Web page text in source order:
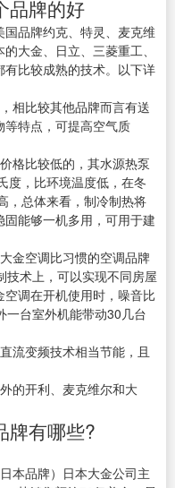
品牌的好
品牌约克、特灵、麦克维
大金、日立、三菱重工、
比较成熟的技术。以下详
相比较其他品牌而言有送
特点，可提高空气质
格比较低的，其水源热泵
度，比环境温度低，在冬
，总体来看，制冷制热将
能够一机多用，可用于建
金空调比习惯的空调品牌
技术上，可以实现不同房屋
调在开机使用时，噪音比
一台室外机能带动30几台
流变频技术相当节能，且
的开利、麦克维尔和大
牌有哪些?
本品牌）日本大金公司主